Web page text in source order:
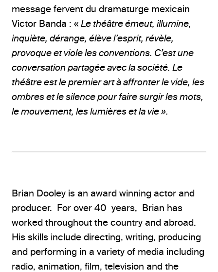
message fervent du dramaturge mexicain
Victor Banda : «Le théâtre émeut, illumine,
inquiète, dérange, élève l’esprit, révèle,
provoque et viole les conventions. C’est une
conversation partagée avec la société. Le
théâtre est le premier art à affronter le vide, les
ombres et le silence pour faire surgir les mots,
le mouvement, les lumières et la vie ».
Brian Dooley is an award winning actor and
producer. For over 40 years, Brian has
worked throughout the country and abroad.
His skills include directing, writing, producing
and performing in a variety of media including
radio, animation, film, television and the